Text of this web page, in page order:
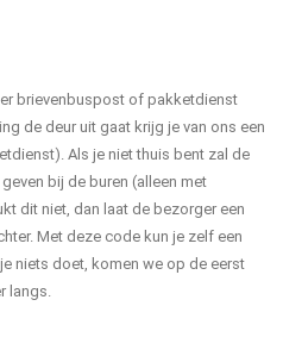
brievenbuspost of pakketdienst
de deur uit gaat krijg je van ons een
Als je niet thuis bent zal de
bij de buren (alleen met
dit niet, dan laat de bezorger een
Met deze code kun je zelf een
niets doet, komen we op de eerst
langs.